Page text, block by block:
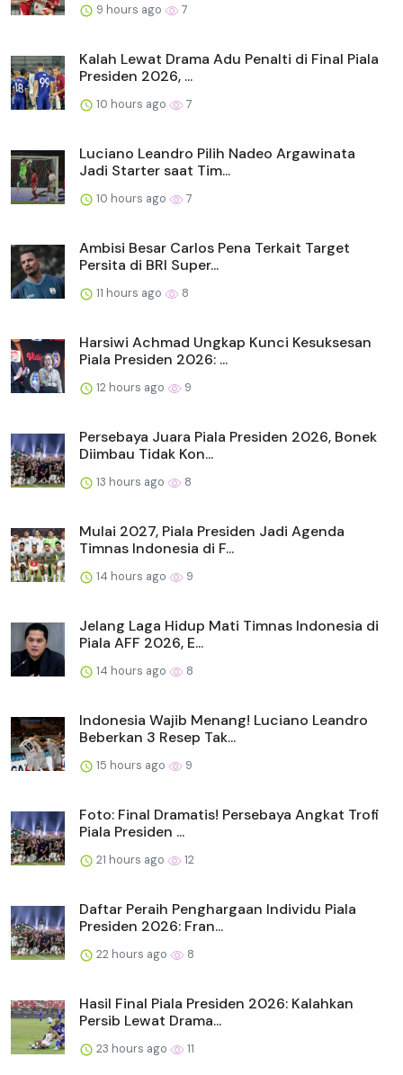
9 hours ago 7
Kalah Lewat Drama Adu Penalti di Final Piala
Presiden 2026, ...
10 hours ago 7
Luciano Leandro Pilih Nadeo Argawinata
Jadi Starter saat Tim...
10 hours ago 7
Ambisi Besar Carlos Pena Terkait Target
Persita di BRI Super...
11 hours ago 8
Harsiwi Achmad Ungkap Kunci Kesuksesan
Piala Presiden 2026: ...
12 hours ago 9
Persebaya Juara Piala Presiden 2026, Bonek
Diimbau Tidak Kon...
13 hours ago 8
Mulai 2027, Piala Presiden Jadi Agenda
Timnas Indonesia di F...
14 hours ago 9
Jelang Laga Hidup Mati Timnas Indonesia di
Piala AFF 2026, E...
14 hours ago 8
Indonesia Wajib Menang! Luciano Leandro
Beberkan 3 Resep Tak...
15 hours ago 9
Foto: Final Dramatis! Persebaya Angkat Trofi
Piala Presiden ...
21 hours ago 12
Daftar Peraih Penghargaan Individu Piala
Presiden 2026: Fran...
22 hours ago 8
Hasil Final Piala Presiden 2026: Kalahkan
Persib Lewat Drama...
23 hours ago 11